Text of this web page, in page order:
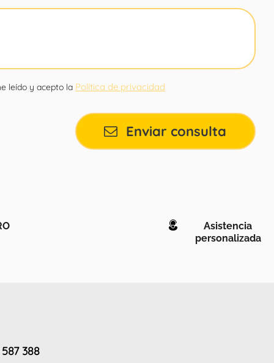
leído y acepto la Política de privacidad
Enviar consulta
Asistencia
personalizada
587 388